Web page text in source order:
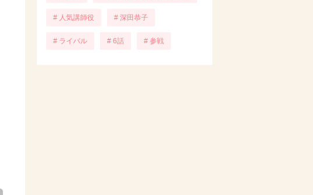
# 人気講師役 # 深田恭子
# ライバル # 6話 # 参戦